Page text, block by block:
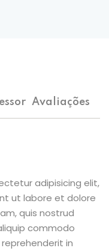
Avaliações
adipisicing elit,
ut labore et dolore
quis nostrud
commodo
in